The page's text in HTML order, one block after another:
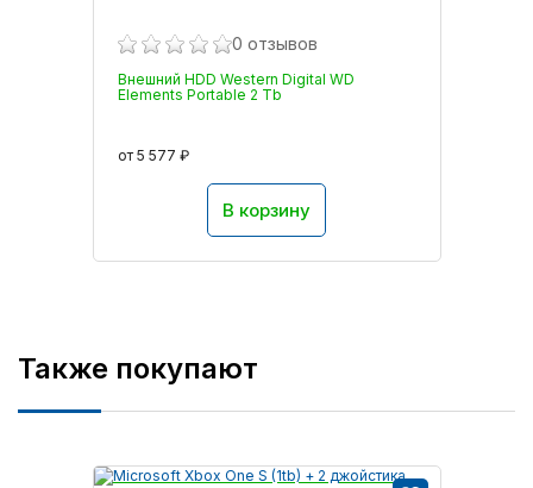
0 отзывов
Внешний HDD Western Digital WD
Elements Portable 2 Tb
от 5 577 ₽
В корзину
Также покупают